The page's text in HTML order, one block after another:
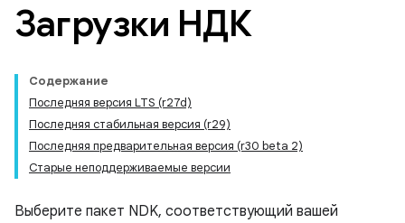
Загрузки НДК
Содержание
Последняя версия LTS (r27d)
Последняя стабильная версия (r29)
Последняя предварительная версия (r30 beta 2)
Старые неподдерживаемые версии
Выберите пакет NDK, соответствующий вашей